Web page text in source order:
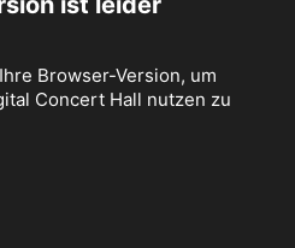
Browser-Version, um
Concert Hall nutzen zu